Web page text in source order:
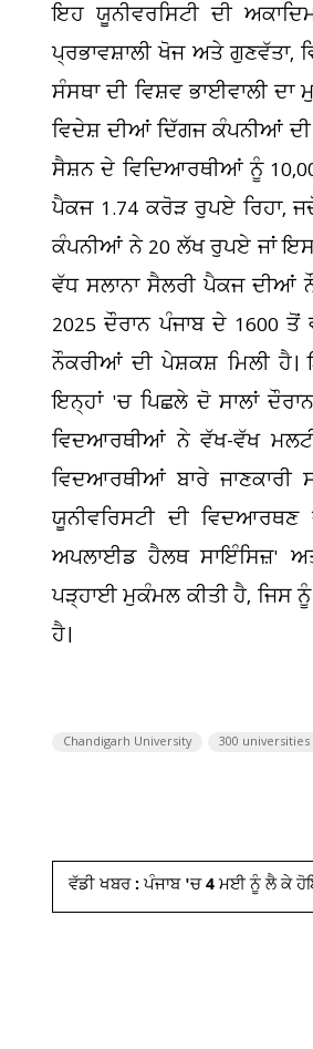
ਇਹ ਯੂਨੀਵਰਸਿਟੀ ਦੀ
ਪ੍ਰਭਾਵਸ਼ਾਲੀ ਖੋਜ ਅਤੇ ਗੁਣਵੱਤਾ,
ਸੰਸਥਾ ਦੀ ਵਿਸ਼ਵ ਭਾਈਵਾਲੀ ਦਾ
ਵਿਦੇਸ਼ ਦੀਆਂ ਦਿੱਗਜ ਕੰਪਨੀਆਂ ਦੀ
ਸੈਸ਼ਨ ਦੇ ਵਿਦਿਆਰਥੀਆਂ ਨੂੰ
ਪੈਕਜ 1.74 ਕਰੋੜ ਰੁਪਏ ਰਿਹਾ,
ਕੰਪਨੀਆਂ ਨੇ 20 ਲੱਖ ਰੁਪਏ ਜਾਂ
ਵੱਧ ਸਲਾਨਾ ਸੈਲਰੀ ਪੈਕਜ ਦੀਆਂ
2025 ਦੌਰਾਨ ਪੰਜਾਬ ਦੇ 1600
ਨੌਕਰੀਆਂ ਦੀ ਪੇਸ਼ਕਸ਼ ਮਿਲੀ ਹੈ।
ਇਨ੍ਹਾਂ 'ਚ ਪਿਛਲੇ ਦੋ ਸਾਲਾਂ
ਵਿਦਆਰਥੀਆਂ ਨੇ ਵੱਖ-ਵੱਖ
ਵਿਦਆਰਥੀਆਂ ਬਾਰੇ ਜਾਣਕਾਰੀ
ਯੂਨੀਵਰਿਸਟੀ ਦੀ
ਅਪਲਾਈਡ ਹੈਲਥ ਸਾਇੰਸਿਜ਼'
ਪੜ੍ਹਾਈ ਮੁਕੰਮਲ ਕੀਤੀ ਹੈ, ਜਿਸ
ਹੈ।
Chandigarh University 300 universities
ਵੱਡੀ ਖਬਰ : ਪੰਜਾਬ 'ਚ 4 ਮਈ ਨੂੰ ਲੈ ਕੇ